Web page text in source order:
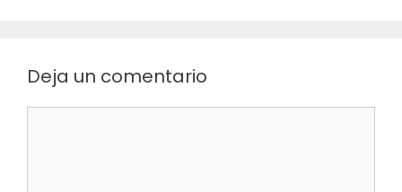
Deja un comentario